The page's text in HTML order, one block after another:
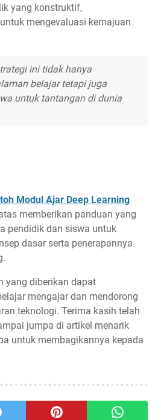
yang konstruktif,
mengevaluasi kemajuan
ini tidak hanya
belajar tetapi juga
untuk tantangan di dunia
Modul Ajar Deep Learning
memberikan panduan yang
pendidik dan siswa untuk
dasar serta penerapannya
yang diberikan dapat
mengajar dan mendorong
teknologi. Terima kasih telah
jumpa di artikel menarik
untuk membagikannya kepada